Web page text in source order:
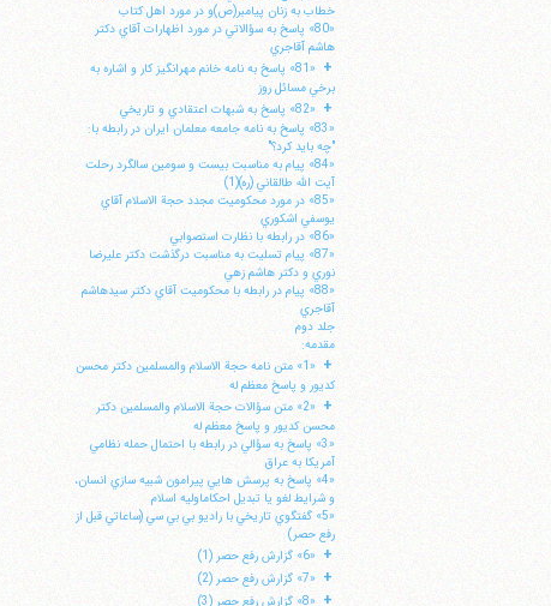
خطاب به زنان پيامبر(ص)و در مورد اهل كتاب
«80» پاسخ به سؤالاتي در مورد اظهارات آقاي دكتر
هاشم آقاجري
+
«81» پاسخ به نامه خانم مهرانگيز كار و اشاره به
برخي مسائل روز
+ «82» پاسخ به شبهات اعتقادي و تاريخي
«83» پاسخ به نامه جامعه معلمان ايران در رابطه با:
"چه بايد كرد؟"
«84» پيام به مناسبت بيست و سومين سالگرد رحلت
آيت الله طالقاني (ره)(1)
«85» در مورد محكوميت مجدد حجة الاسلام آقاي
يوسفي اشكوري
«86» در رابطه با نظارت استصوابي
«87» پيام تسليت به مناسبت درگذشت دكتر عليرضا
نوري و دكتر هاشم زهي
«88» پيام در رابطه با محكوميت آقاي دكتر سيدهاشم
آقاجري
جلد دوم
مقدمه:
+
«1» متن نامه حجة الاسلام والمسلمين دكتر محسن
كديور و پاسخ معظم له
+
«2» متن سؤالات حجة الاسلام والمسلمين دكتر
محسن كديور و پاسخ معظم له
«3» پاسخ به سؤالي در رابطه با احتمال حمله نظامي
آمريكا به عراق
«4» پاسخ به پرسش هايي پيرامون شبيه سازي انسان،
و شرايط لغو يا تبديل احكاماوليه اسلام
«5» گفتگوي تاريخي با راديو بي بي سي (ساعاتي قبل از
رفع حصر)
+ «6» گزارش رفع حصر (1)
+ «7» گزارش رفع حصر (2)
+ «8» گزارش رفع حصر (3)